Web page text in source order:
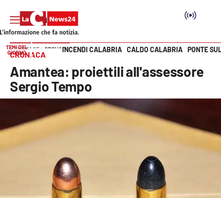
SEZIONI
Politica
Economia e lavoro
Vai
TEMI DEL
GIORNO
INCENDI CALABRIA CALDO CALABRIA PONTE
HOME PAGE CRONACA
CRONACA
Amantea: proiettili all'assessore
Sergio Tempo